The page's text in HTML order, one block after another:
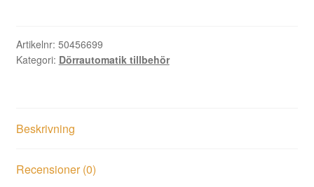
Artikelnr: 50456699
Kategori: Dörrautomatik tillbehör
Beskrivning
Recensioner (0)